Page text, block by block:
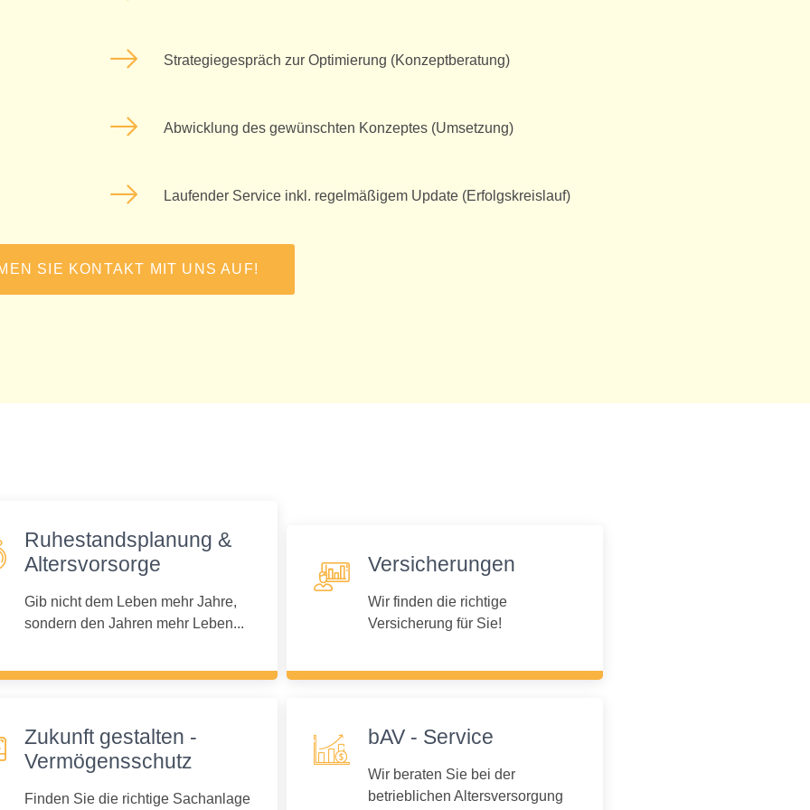
Strategiegespräch zur Optimierung (Konzeptberatung)
Abwicklung des gewünschten Konzeptes (Umsetzung)
Laufender Service inkl. regelmäßigem Update (Erfolgskreislauf)
SIE KONTAKT MIT UNS AUF!
Ruhestandsplanung &
Altersvorsorge
Gib nicht dem Leben mehr Jahre,
sondern den Jahren mehr Leben...
Zukunft gestalten -
Vermögensschutz
Finden Sie die richtige Sachanlage
Versicherungen
Wir finden die richtige
Versicherung für Sie!
bAV - Service
Wir beraten Sie bei der
betrieblichen Altersversorgung